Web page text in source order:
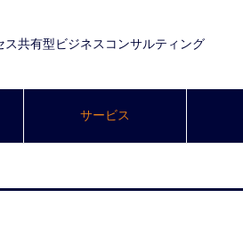
ス共有型ビジネスコンサルティング
サービス